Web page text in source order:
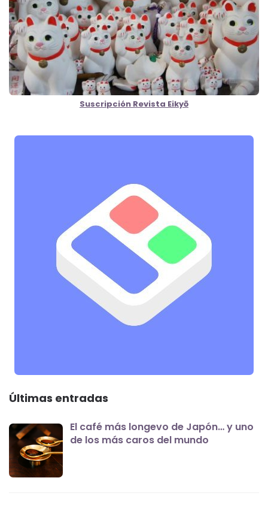
Suscripción Revista Eikyō
Últimas entradas
El café más longevo de Japón… y uno
de los más caros del mundo